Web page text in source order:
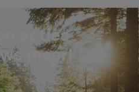
acties
meer!